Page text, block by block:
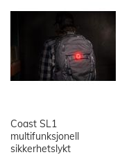
Coast SL1
multifunksjonell
sikkerhetslykt